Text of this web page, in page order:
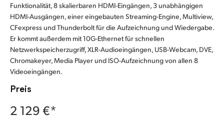
India
Italy
Japan
Korea
Malaysia
Funktionalität, 8 skalierbaren HDMI-Eingängen, 3 unabhängigen
HDMI-Ausgängen, einer eingebauten Streaming-Engine, Multiview,
CFexpress und Thunderbolt für die Aufzeichnung und Wiedergabe.
Er kommt außerdem mit 10G-Ethernet für schnellen
Netzwerkspeicherzugriff, XLR-Audioeingängen, USB-Webcam, DVE,
Chromakeyer, Media Player und ISO-Aufzeichnung von allen 8
Videoeingängen.
Preis
2 129 €*